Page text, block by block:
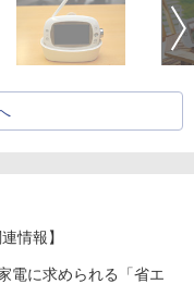
情報】
電に求められる「省エ